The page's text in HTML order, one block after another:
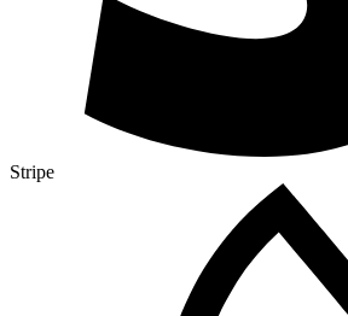
Stripe